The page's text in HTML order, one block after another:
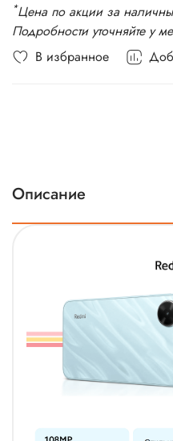
В избранное
*Цена по акции за
Подробности уточняйте у
Описание